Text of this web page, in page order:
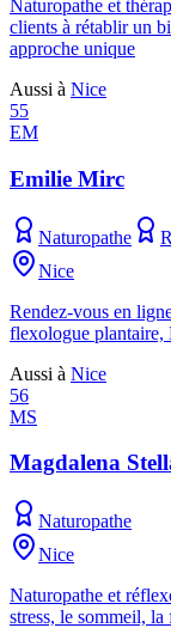
Naturopathe et
clients à rétablir un
approche unique
Aussi à Nice
55
EM
Emilie Mirc
Naturopathe
Nice
Rendez-vous en
flexologue plantaire,
Aussi à Nice
56
MS
Magdalena
Naturopathe
Nice
Naturopathe et
stress, le sommeil,